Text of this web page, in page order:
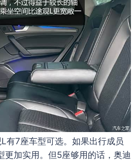
7座车型可选。如果出行成员
更加实用。但5座够用的话，奥迪